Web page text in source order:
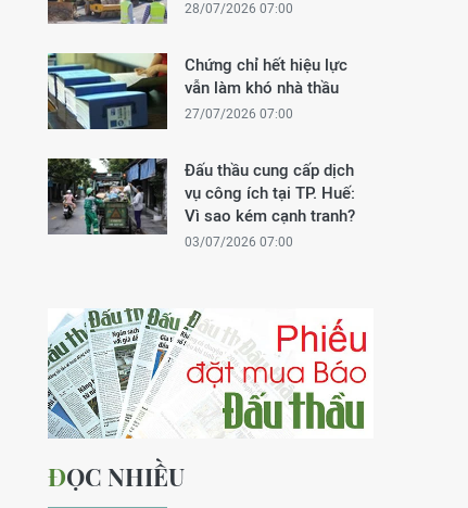
28/07/2026 07:00
Chứng chỉ hết hiệu lực
vẫn làm khó nhà thầu
27/07/2026 07:00
Đấu thầu cung cấp dịch
vụ công ích tại TP. Huế:
Vì sao kém cạnh tranh?
03/07/2026 07:00
ĐỌC NHIỀU